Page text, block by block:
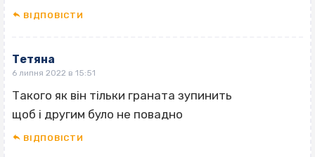
ВІДПОВІCТИ
Тетяна
6 липня 2022 в 15:51
Такого як він тільки граната зупинить
щоб і другим було не повадно
ВІДПОВІCТИ